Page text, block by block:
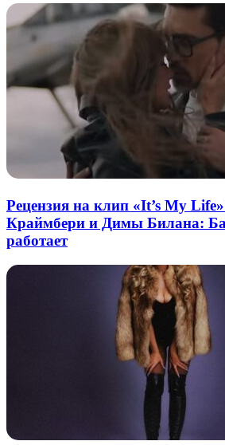
Рецензия на клип «It’s My
Краймбери и Димы Билана:
работает